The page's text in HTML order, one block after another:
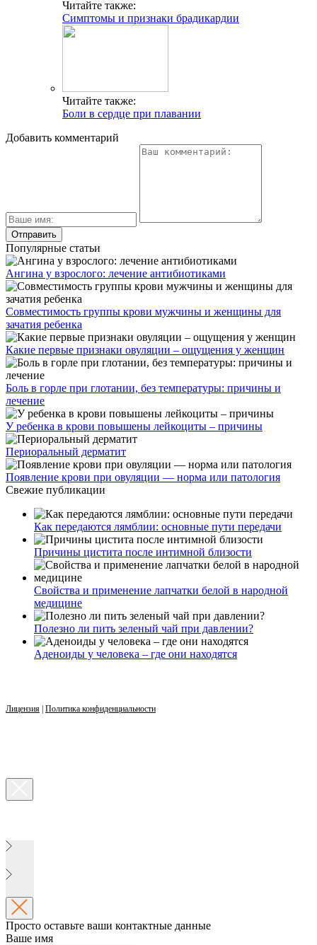
Читайте также:
Симптомы и признаки брадикардии
Читайте также:
Боли в сердце при плавании
Добавить комментарий
Популярные статьи
Ангина у взрослого: лечение антибиотиками
Совместимость группы крови мужчины и женщины для
зачатия ребенка
Какие первые признаки овуляции – ощущения у женщин
Боль в горле при глотании, без температуры: причины и
лечение
У ребенка в крови повышены лейкоциты – причины
Периоральный дерматит
Появление крови при овуляции — норма или патология
Свежие публикации
Как передаются лямблии: основные пути передачи
Причины цистита после интимной близости
Свойства и применение лапчатки белой в народной
медицине
Полезно ли пить зеленый чай при давлении?
Аденоиды у человека – где они находятся
Лицензия Политика конфиденциальности
Просто оставьте ваши контактные данные
Ваше имя